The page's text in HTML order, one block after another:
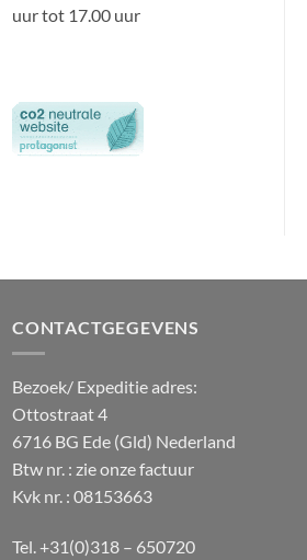
uur tot 17.00 uur
btw)
2×125µ 303x426mm
(A3) Lamineer hoezen
€44.59
CONTACTGEGEVENS
Bezoek/ Expeditie adres:
Ottostraat 4
6716 BG Ede (Gld) Nederland
Btw nr. : zie onze factuur
Kvk nr. : 08153663
Tel. +31(0)318 – 650720